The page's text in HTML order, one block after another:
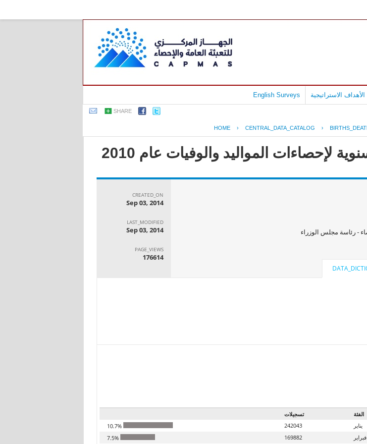
الأهداف الاستراتيجية English Surveys
SHARE
HOME › CENTRAL_DATA_CATALOG ›
لإحصاءات المواليد والوفيات عام 2010
- رئاسة مجلس الوزراء
CREATED_ON
Sep 03, 2014
LAST_MODIFIED
Sep 03, 2014
PAGE_VIEWS
176614
الفئة
تسجيلات
يناير 242043
فبراير 169882